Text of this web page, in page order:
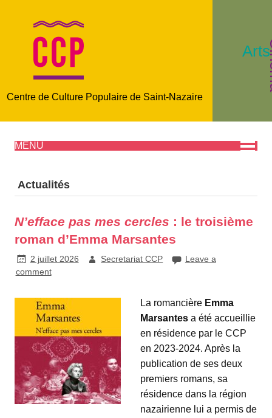
Centre de Culture Populaire de Saint-Nazaire
MENU
Actualités
N’efface pas mes cercles : le troisième
roman d’Emma Marsantes
2 juillet 2026 Secretariat CCP
Leave a
comment
La romancière Emma
Marsantes a été accueillie
en résidence par le CCP
en 2023-2024. Après la
publication de ses deux
premiers romans, sa
résidence dans la région
nazairienne lui a permis de